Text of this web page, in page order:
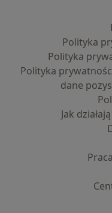
Polityka
Polityka
Polityka
dane
Jak
Praca